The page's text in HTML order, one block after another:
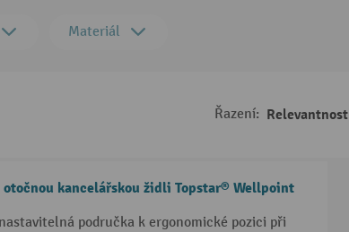
Materiál
Řazení: Relevantnost
otočnou kancelářskou židli Topstar® Wellpoint
područka k ergonomické pozici při